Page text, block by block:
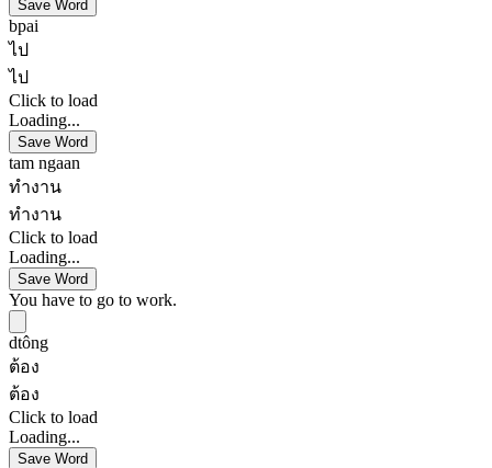
Save Word
bpai
ไป
ไป
Click to load
Loading...
Save Word
tam ngaan
ทำงาน
ทำงาน
Click to load
Loading...
Save Word
You have to go to work.
dtông
ต้อง
ต้อง
Click to load
Loading...
Save Word